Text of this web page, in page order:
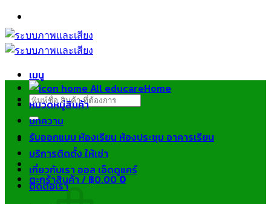
ข้าม
ไป
ยัง
เมนู
ค้นหา:
ตะกร้าสินค้า /฿0.000
Home
หมวดหมู่สินค้า
บทความ
รับออกแบบ ห้องเรียน ห้องประชุม อาคารเรียน
บริการติดตั้ง ให้เช่า
เกี่ยวกับเรา ออล เอ็ดดูแคร์
ติดต่อเรา